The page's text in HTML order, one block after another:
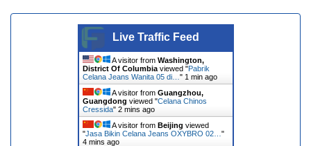
Live Traffic Feed
A visitor from Washington,
District Of Columbiaviewed "Pabrik
Celana Jeans Wanita 05 di… " 1 min ago
A visitor from Guangzhou,
Guangdong viewed "Celana Chinos
Cressida" 2 mins ago
A visitor from Beijing viewed
"Jasa Bikin Celana Jeans OXYBRO 02… "
4 mins ago